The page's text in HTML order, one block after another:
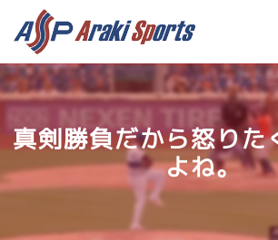
真剣勝負だから怒りた
よね。